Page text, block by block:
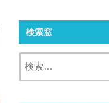
検索窓